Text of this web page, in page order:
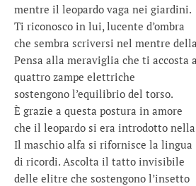
mentre il leopardo vaga nei giardini.
Ti riconosco in lui, lucente d’ombra
che sembra scriversi nel mentre
Pensa alla meraviglia che ti accosta
quattro zampe elettriche
sostengono l’equilibrio del torso.
È grazie a questa postura in amore
che il leopardo si era introdotto
Il maschio alfa si rifornisce la lingua
di ricordi. Ascolta il tatto invisibile
delle elitre che sostengono l’insetto